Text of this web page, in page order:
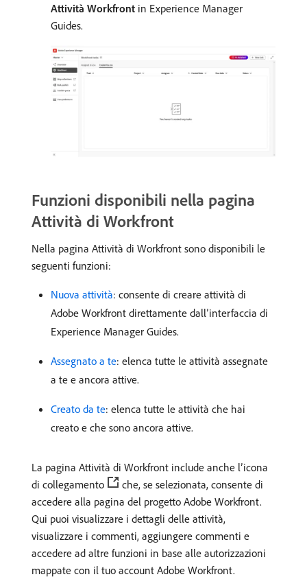
Attività Workfront in Experience Manager
Guides.
Funzioni disponibili nella pagina
Attività di Workfront
Nella pagina Attività di Workfront sono disponibili le
seguenti funzioni:
Nuova attività: consente di creare attività di
Adobe Workfront direttamente dall’interfaccia di
Experience Manager Guides.
Assegnato a te: elenca tutte le attività assegnate
a te e ancora attive.
Creato da te: elenca tutte le attività che hai
creato e che sono ancora attive.
La pagina Attività di Workfront include anche l’icona
di collegamento
che, se selezionata, consente di
accedere alla pagina del progetto Adobe Workfront.
Qui puoi visualizzare i dettagli delle attività,
visualizzare i commenti, aggiungere commenti e
accedere ad altre funzioni in base alle autorizzazioni
mappate con il tuo account Adobe Workfront.